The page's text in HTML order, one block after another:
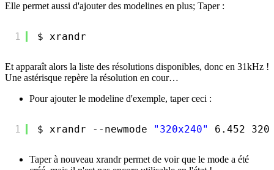
Elle permet aussi d'ajouter des modelines en plus; Taper :
1 $ xrandr
Et apparaît alors la liste des résolutions disponibles, donc en 31kHz !
Une astérisque repère la résolution en cour…
Pour ajouter le modeline d'exemple, taper ceci :
1 $ xrandr --newmode "320x240" 6.452
Taper à nouveau xrandr permet de voir que le mode a été